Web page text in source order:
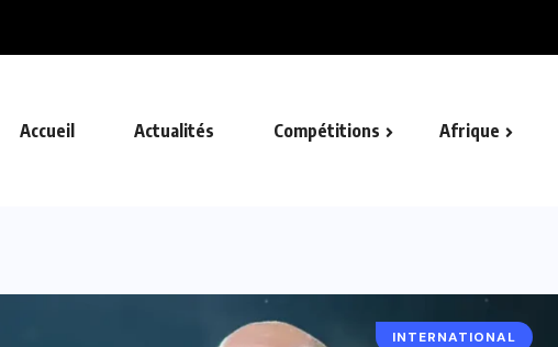
Accueil Actualités Compétitions Afrique
INTERNATIONAL